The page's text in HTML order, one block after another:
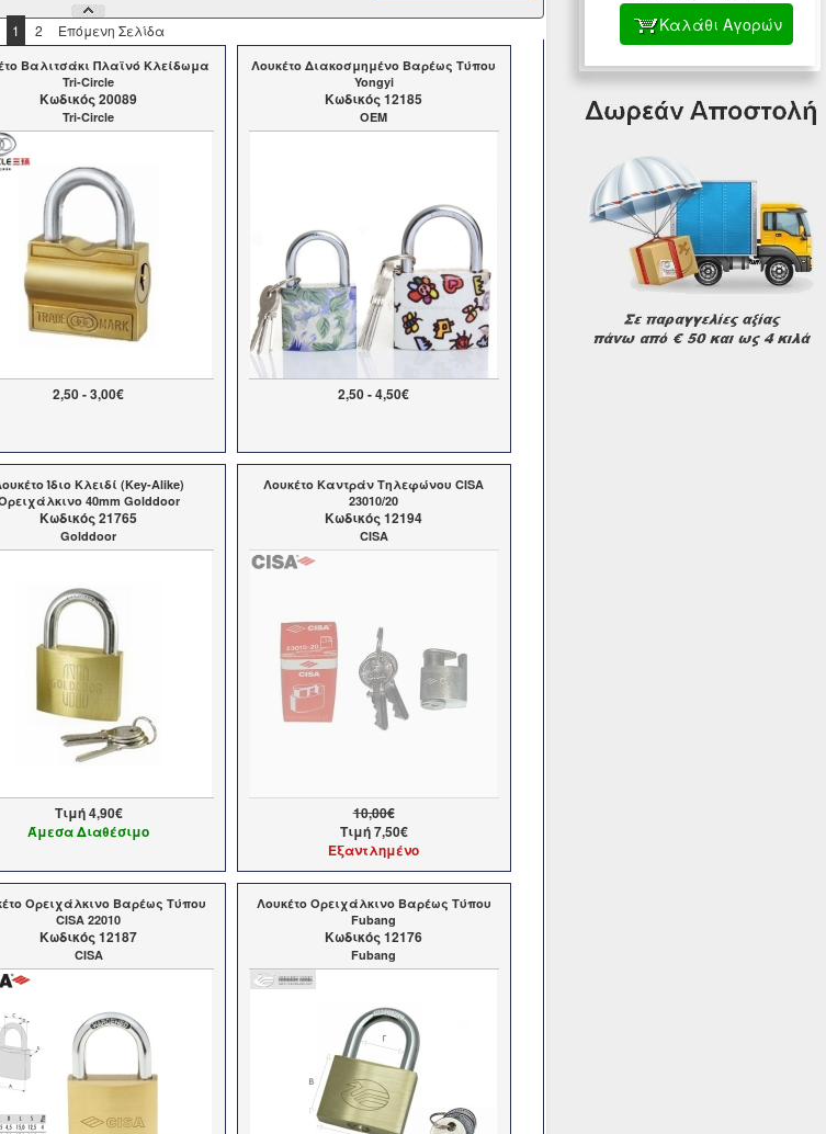
1 2 Επόμενη Σελίδα
Βαλιτσάκι Πλαϊνό Κλείδωμα
Tri-Circle
Kωδικός 20089
Tri-Circle
2,50 - 3,00€
Λουκέτο Διακοσμημένο Βαρέως Τύπου
Yongyi
Kωδικός 12185
OEM
2,50 - 4,50€
Ίδιο Κλειδί (Key-Alike)
40mm Golddoor
Kωδικός 21765
Golddoor
Τιμή4,90€
Άμεσα Διαθέσιμο
Λουκέτο Καντράν Τηλεφώνου CISA
23010/20
Kωδικός 12194
CISA
10,00€
Τιμή7,50€
Εξαντλημένο
Ορειχάλκινο Βαρέως Τύπου
CISA 22010
Kωδικός 12187
CISA
Λουκέτο Ορειχάλκινο Βαρέως Τύπου
Fubang
Kωδικός 12176
Fubang
Καλάθι Αγορών